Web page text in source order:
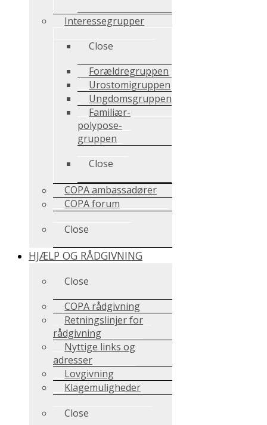
Interessegrupper
Close
Forældregruppen
Urostomigruppen
Ungdomsgruppen
Familiær-
polypose-
gruppen
Close
COPA ambassadører
COPA forum
Close
HJÆLP OG RÅDGIVNING
Close
COPA rådgivning
Retningslinjer for
rådgivning
Nyttige links og
adresser
Lovgivning
Klagemuligheder
Close